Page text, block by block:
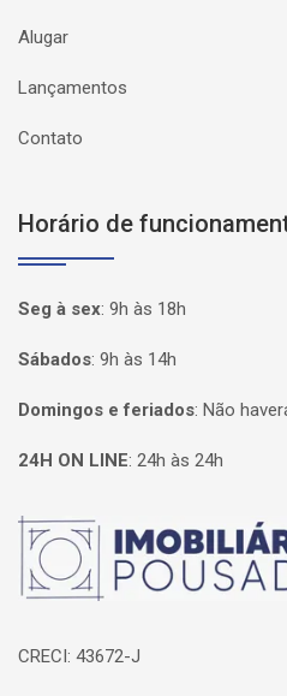
Alugar
Lançamentos
Contato
Horário de
Seg à sex: 9h às 18h
Sábados: 9h às 14h
Domingos e feriados: Não
24H ON LINE: 24h às 24h
Página inicial
CRECI: 43672-J